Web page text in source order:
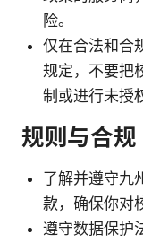
险。
仅在合法和合
规定，不要把
制或进行未授
规则与合规
了解并遵守九
款，确保你对
遵守数据保护